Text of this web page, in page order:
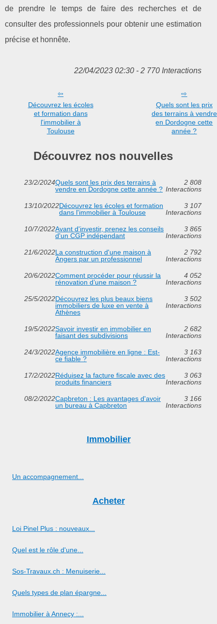
de prendre le temps de faire des recherches et de
consulter des professionnels pour obtenir une estimation
précise et honnête.
22/04/2023 02:30 - 2 770 Interactions
Découvrez les écoles
et formation dans
l'immobilier à
Toulouse
Quels sont les prix
des terrains à vendre
en Dordogne cette
année ?
Découvrez nos nouvelles
23/2/2024Quels sont les prix des terrains à
vendre en Dordogne cette année ?
2 808
Interactions
13/10/2022Découvrez les écoles et formation
dans l'immobilier à Toulouse
3 107
Interactions
10/7/2022Avant d'investir, prenez les conseils
d'un CGP indépendant
3 865
Interactions
21/6/2022La construction d'une maison à
Angers par un professionnel
2 792
Interactions
20/6/2022Comment procéder pour réussir la
rénovation d’une maison ?
4 052
Interactions
25/5/2022Découvrez les plus beaux biens
immobiliers de luxe en vente à
Athènes
3 502
Interactions
19/5/2022Savoir investir en immobilier en
faisant des subdivisions
2 682
Interactions
24/3/2022Agence immobilière en ligne : Est-
ce fiable ?
3 163
Interactions
17/2/2022Réduisez la facture fiscale avec des
produits financiers
3 063
Interactions
08/2/2022Capbreton : Les avantages d'avoir
un bureau à Capbreton
3 166
Interactions
Immobilier
Un accompagnement...
Acheter
Loi Pinel Plus : nouveaux...
Quel est le rôle d'une...
Sos-Travaux.ch : Menuiserie...
Quels types de plan épargne...
Immobilier à Annecy :...